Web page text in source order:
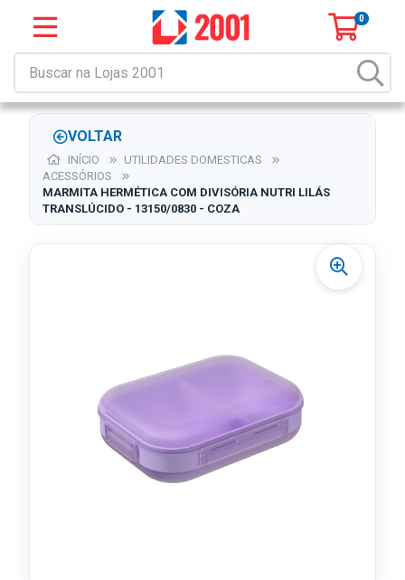
0
VOLTAR
INÍCIO
UTILIDADES DOMESTICAS
ACESSÓRIOS
MARMITA HERMÉTICA COM DIVISÓRIA NUTRI LILÁS
TRANSLÚCIDO - 13150/0830 - COZA